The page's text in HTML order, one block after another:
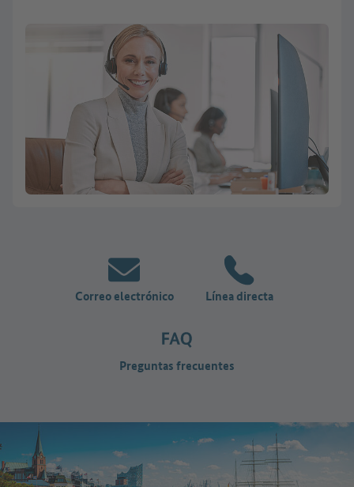
Correo electrónico Línea directa
Preguntas frecuentes